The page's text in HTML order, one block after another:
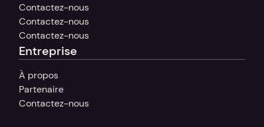
Contactez-nous
Contactez-nous
Contactez-nous
Entreprise
À propos
Partenaire
Contactez-nous